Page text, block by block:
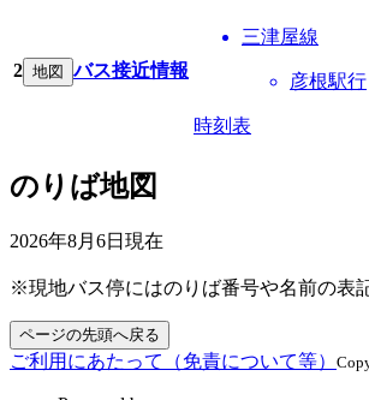
2 地図 バス接近情報
三津屋線
彦根駅行
時刻表
のりば地図
2026年8月6日 現在
※現地バス停にはのりば番号や名前の表
ページの先頭へ戻る
ご利用にあたって（免責について等）